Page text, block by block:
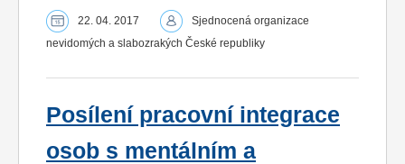
22. 04. 2017
Sjednocená organizace
nevidomých a slabozrakých České republiky
Posílení pracovní integrace
osob s mentálním a